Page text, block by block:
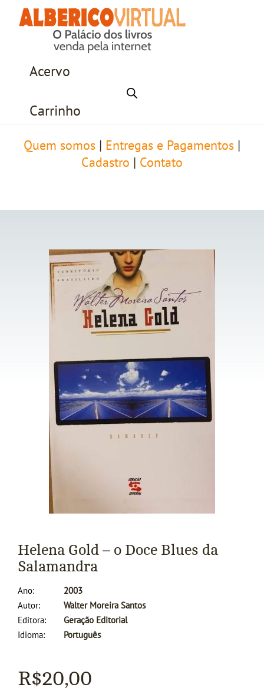
Acervo
Carrinho
Quem somos Entregas e Pagamentos
Cadastro
Contato
Helena Gold – o Doce Blues da
Salamandra
Ano
2003
Autor
Walter Moreira Santos
Editora
Geração Editorial
Idioma
Português
R$20,00